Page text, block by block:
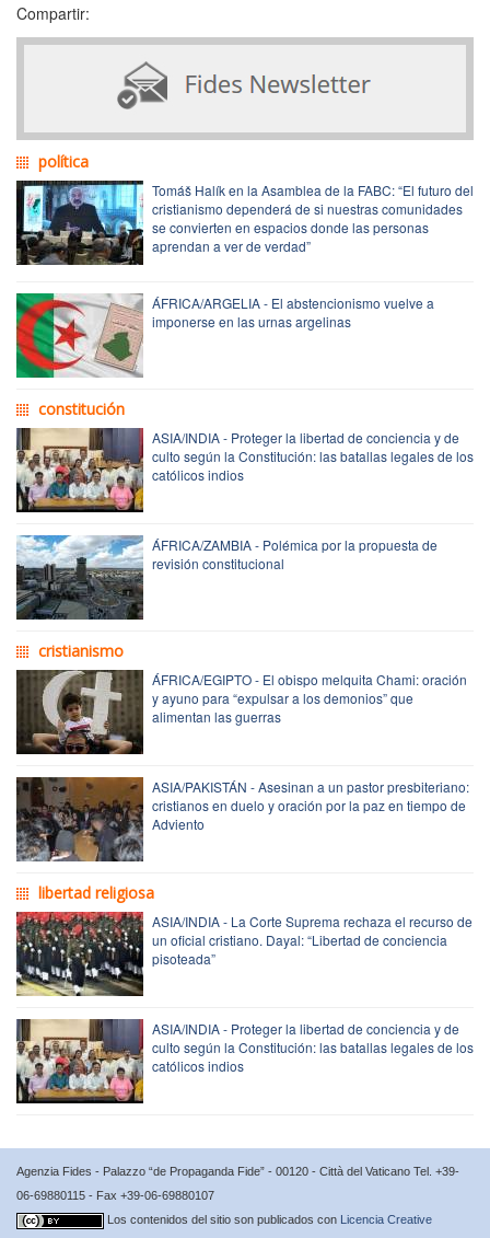
Compartir:
política
Tomáš Halík en la Asamblea de la FABC: “El futuro del
cristianismo dependerá de si nuestras comunidades
se convierten en espacios donde las personas
aprendan a ver de verdad”
ÁFRICA/ARGELIA - El abstencionismo vuelve a
imponerse en las urnas argelinas
constitución
ASIA/INDIA - Proteger la libertad de conciencia y de
culto según la Constitución: las batallas legales de los
católicos indios
ÁFRICA/ZAMBIA - Polémica por la propuesta de
revisión constitucional
cristianismo
ÁFRICA/EGIPTO - El obispo melquita Chami: oración
y ayuno para “expulsar a los demonios” que
alimentan las guerras
ASIA/PAKISTÁN - Asesinan a un pastor presbiteriano:
cristianos en duelo y oración por la paz en tiempo de
Adviento
libertad religiosa
ASIA/INDIA - La Corte Suprema rechaza el recurso de
un oficial cristiano. Dayal: “Libertad de conciencia
pisoteada”
ASIA/INDIA - Proteger la libertad de conciencia y de
culto según la Constitución: las batallas legales de los
católicos indios
Agenzia Fides - Palazzo “de Propaganda Fide” - 00120 - Città del Vaticano Tel. +39-
06-69880115 - Fax +39-06-69880107
Los contenidos del sitio son publicados con Licencia Creative